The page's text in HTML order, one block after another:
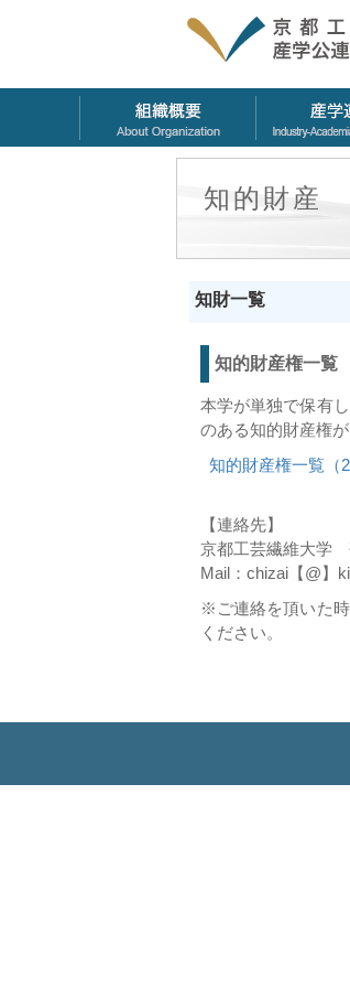
知的財産
知財一覧
知的財産権一覧
本学が単独で保有
のある知的財産権
知的財産権一覧（
【連絡先】
京都工芸繊維大学
Mail：chizai【@】
※ご連絡を頂いた
ください。